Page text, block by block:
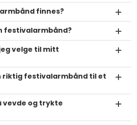
finnes?
festivalarmbånd?
velge til mitt
riktig festivalarmbånd til et
vevde og trykte